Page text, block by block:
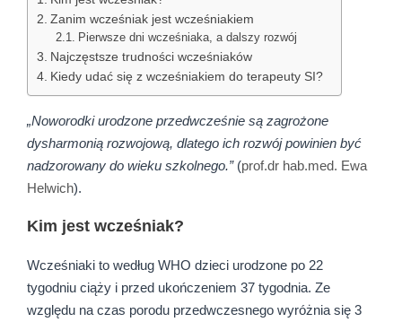
Zanim wcześniak jest wcześniakiem
Pierwsze dni wcześniaka, a dalszy rozwój
Najczęstsze trudności wcześniaków
Kiedy udać się z wcześniakiem do terapeuty SI?
„Noworodki urodzone przedwcześnie są zagrożone
dysharmonią rozwojową, dlatego ich rozwój powinien być
nadzorowany do wieku szkolnego.”(prof.dr hab.med. Ewa
Helwich).
Kim jest wcześniak?
Wcześniaki to według WHO dzieci urodzone po 22
tygodniu ciąży i przed ukończeniem 37 tygodnia. Ze
względu na czas porodu przedwczesnego wyróżnia się 3